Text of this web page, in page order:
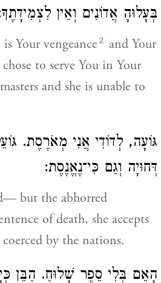
בְּעָלוּהָ אֲדוֹנִים וְאֵין
Your vengeance2 and Your
to serve You in Your
and she is unable to
גּוֹעָה, לְדוֹדִי אֲנִי מְאֹרֶסֶת.
דְּחוּיָה וְגַם כִּי־נֶאֱנֶסֶת:
but the abhorred
of death, she accepts
by the nations.
הָאֵם בְּלִי סֵפֶר שָׁלוּחַ. הַבֵּן